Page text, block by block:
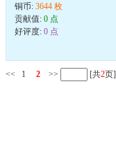
铜币: 3644 枚
贡献值: 0 点
好评度: 0 点
<< 1 2 >> [共2页]